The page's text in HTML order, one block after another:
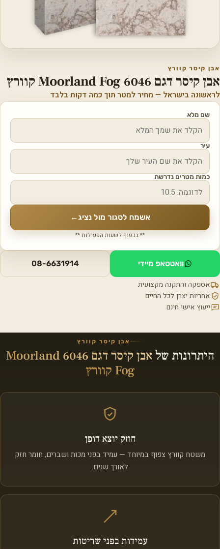
אבן קיסר קוורץ
אבן קיסר דגם 6046 Moorland Fog קוורץ
לראשונה בישראל — מחיר למטר תוך כמה דקות בלבד
שם מלא
עיר
כמות מטרים נדרשת
אשמח לסגור מול נציג←
** בכפוף לשעות הפעילות **
וואטסאפ מיידי 08-6631914
אספקה והתקנה מקצועית
אחריות יצרן לכל החיים
ייעוץ אישי חינם
אבן קיסר קוורץ
היתרונות של
אבן קיסר דגם 6046 Moorland
Fog קוורץ
חוזק יוצא דופן
משטח קוורץ צפוף במיוחד — עמיד בפני מכות ושברים, חומר חזק
לאורך שנים.
עמידות בפני שריטות